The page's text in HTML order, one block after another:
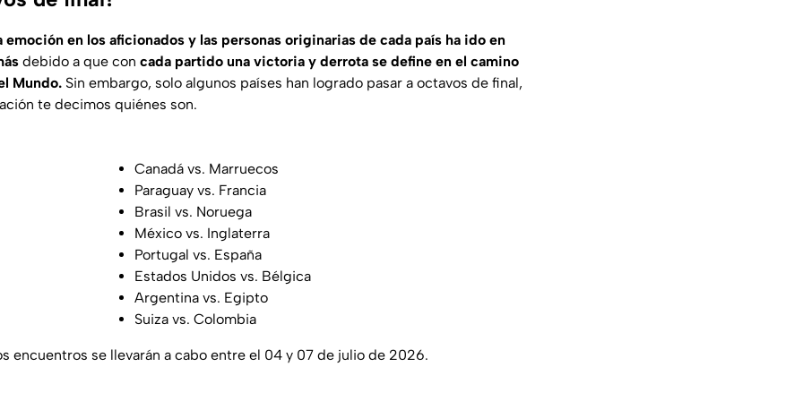
emoción en los aficionados y las personas originarias de cada país ha ido en
debido a que con cada partido una victoria y derrota se define en el camino
Mundo. Sin embargo, solo algunos países han logrado pasar a octavos de final,
te decimos quiénes son.
Canadá vs. Marruecos
Paraguay vs. Francia
Brasil vs. Noruega
México vs. Inglaterra
Portugal vs. España
Estados Unidos vs. Bélgica
Argentina vs. Egipto
Suiza vs. Colombia
encuentros se llevarán a cabo entre el 04 y 07 de julio de 2026.